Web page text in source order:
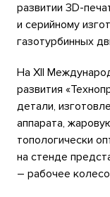
развитии 3D-
и серийному
газотурбинных
На XII
развития
детали,
аппарата,
топологически
на стенде
– рабочее